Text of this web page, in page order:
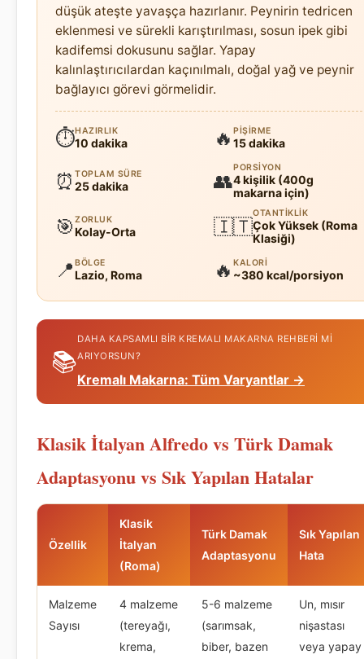
düşük ateşte yavaşça hazırlanır. Peynirin tedricen
eklenmesi ve sürekli karıştırılması, sosun ipek gibi
kadifemsi dokusunu sağlar. Yapay
kalınlaştırıcılardan kaçınılmalı, doğal yağ ve peynir
bağlayıcı görevi görmelidir.
⏱HAZIRLIK
10 dakika 🔥 PIŞIRME
15 dakika
⏰ TOPLAM SÜRE
25 dakika 👥
PORSIYON
4 kişilik (400g
makarna için)
🎯 ZORLUK
Kolay-Orta 🇮🇹
OTANTIKLIK
Çok Yüksek (Roma
Klasiği)
📍 BÖLGE
Lazio, Roma 🔥 KALORI
~380 kcal/porsiyon
📚
DAHA KAPSAMLI BIR KREMALI MAKARNA REHBERI MI
ARIYORSUN?
Kremalı Makarna: Tüm Varyantlar →
Klasik İtalyan Alfredo vs Türk Damak
Adaptasyonu vs Sık Yapılan Hatalar
Özellik
Klasik
İtalyan
(Roma)
Türk Damak
Adaptasyonu
Sık Yapılan
Hata
Malzeme
Sayısı
4 malzeme
(tereyağı,
krema,
5-6 malzeme
(sarımsak,
biber, bazen
Un, mısır
nişastası
veya yapay